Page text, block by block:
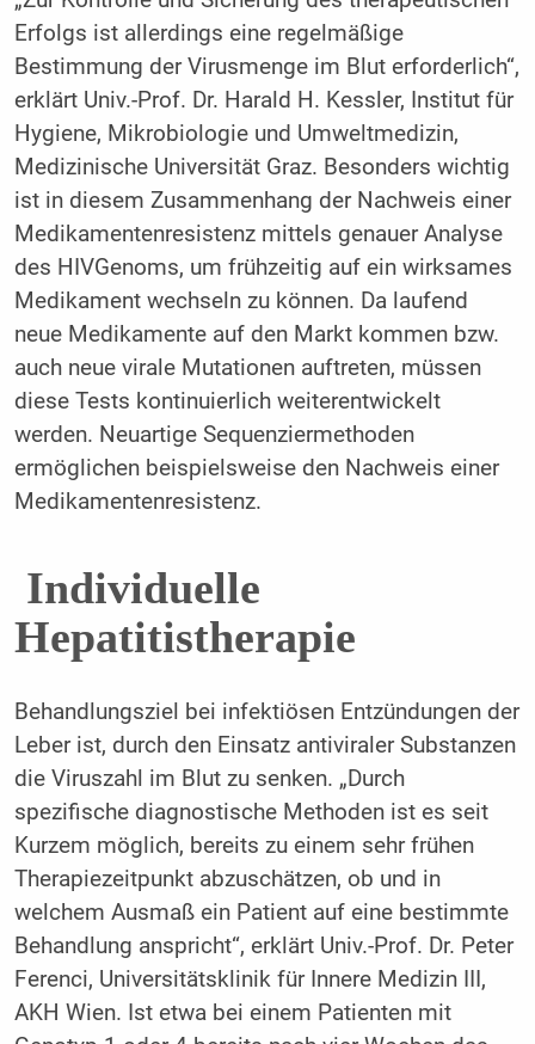
Erfolgs ist allerdings eine regelmäßige
Bestimmung der Virusmenge im Blut erforderlich“,
erklärt Univ.-Prof. Dr. Harald H. Kessler, Institut für
Hygiene, Mikrobiologie und Umweltmedizin,
Medizinische Universität Graz. Besonders wichtig
ist in diesem Zusammenhang der Nachweis einer
Medikamentenresistenz mittels genauer Analyse
des HIVGenoms, um frühzeitig auf ein wirksames
Medikament wechseln zu können. Da laufend
neue Medikamente auf den Markt kommen bzw.
auch neue virale Mutationen auftreten, müssen
diese Tests kontinuierlich weiterentwickelt
werden. Neuartige Sequenziermethoden
ermöglichen beispielsweise den Nachweis einer
Medikamentenresistenz.
Individuelle
Hepatitistherapie
Behandlungsziel bei infektiösen Entzündungen der
Leber ist, durch den Einsatz antiviraler Substanzen
die Viruszahl im Blut zu senken. „Durch
spezifische diagnostische Methoden ist es seit
Kurzem möglich, bereits zu einem sehr frühen
Therapiezeitpunkt abzuschätzen, ob und in
welchem Ausmaß ein Patient auf eine bestimmte
Behandlung anspricht“, erklärt Univ.-Prof. Dr. Peter
Ferenci, Universitätsklinik für Innere Medizin III,
AKH Wien. Ist etwa bei einem Patienten mit